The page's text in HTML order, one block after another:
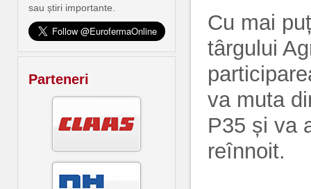
sau știri importante.
Parteneri
Cu mai
târgului
va muta
P35 și va
reînnoit.